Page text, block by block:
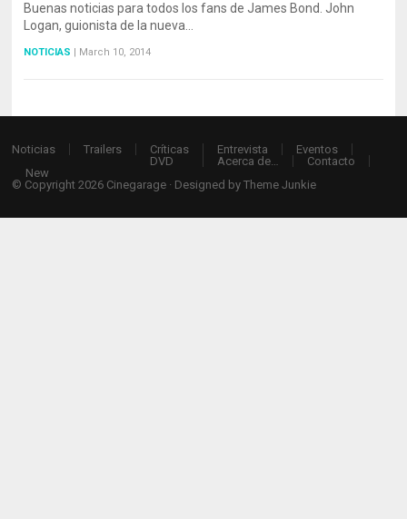
Buenas noticias para todos los fans de James Bond. John
Logan, guionista de la nueva…
NOTICIAS | March 10, 2014
Noticias Trailers
Críticas
DVD
Entrevista
Eventos
Acerca de…
Contacto
New
© Copyright 2026 Cinegarage · Designed byTheme Junkie